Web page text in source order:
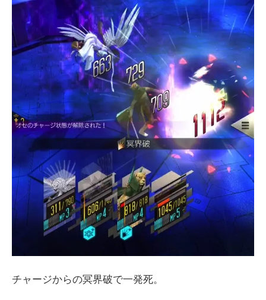
チャージからの冥界破で一発死。